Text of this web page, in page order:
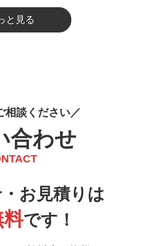
と見る
相談 く ださ い
合わせ
お見積りは
料です！